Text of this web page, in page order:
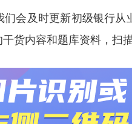
会及时更新初级银行
货内容和题库资料，扫